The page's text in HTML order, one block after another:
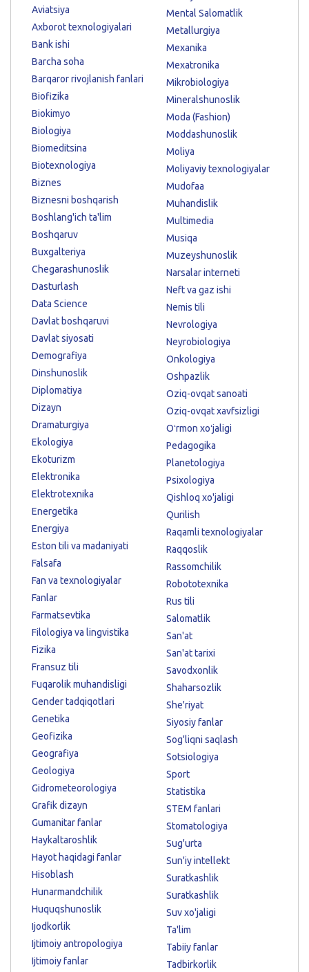
Aviatsiya
Axborot texnologiyalari
Bank ishi
Barcha soha
Barqaror rivojlanish fanlari
Biofizika
Biokimyo
Biologiya
Biomeditsina
Biotexnologiya
Biznes
Biznesni boshqarish
Boshlang'ich ta'lim
Boshqaruv
Buxgalteriya
Chegarashunoslik
Dasturlash
Data Science
Davlat boshqaruvi
Davlat siyosati
Demografiya
Dinshunoslik
Diplomatiya
Dizayn
Dramaturgiya
Ekologiya
Ekoturizm
Elektronika
Elektrotexnika
Energetika
Energiya
Eston tili va madaniyati
Falsafa
Fan va texnologiyalar
Fanlar
Farmatsevtika
Filologiya va lingvistika
Fizika
Fransuz tili
Fuqarolik muhandisligi
Gender tadqiqotlari
Genetika
Geofizika
Geografiya
Geologiya
Gidrometeorologiya
Grafik dizayn
Gumanitar fanlar
Haykaltaroshlik
Hayot haqidagi fanlar
Hisoblash
Hunarmandchilik
Huquqshunoslik
Ijodkorlik
Ijtimoiy antropologiya
Ijtimoiy fanlar
Mental Salomatlik
Metallurgiya
Mexanika
Mexatronika
Mikrobiologiya
Mineralshunoslik
Moda (Fashion)
Moddashunoslik
Moliya
Moliyaviy texnologiyalar
Mudofaa
Muhandislik
Multimedia
Musiqa
Muzeyshunoslik
Narsalar interneti
Neft va gaz ishi
Nemis tili
Nevrologiya
Neyrobiologiya
Onkologiya
Oshpazlik
Oziq-ovqat sanoati
Oziq-ovqat xavfsizligi
Oʻrmon xoʻjaligi
Pedagogika
Planetologiya
Psixologiya
Qishloq xo'jaligi
Qurilish
Raqamli texnologiyalar
Raqqoslik
Rassomchilik
Robototexnika
Rus tili
Salomatlik
San'at
San'at tarixi
Savodxonlik
Shaharsozlik
She'riyat
Siyosiy fanlar
Sog'liqni saqlash
Sotsiologiya
Sport
Statistika
STEM fanlari
Stomatologiya
Sug'urta
Sun'iy intellekt
Suratkashlik
Suratkashlik
Suv xo'jaligi
Ta'lim
Tabiiy fanlar
Tadbirkorlik